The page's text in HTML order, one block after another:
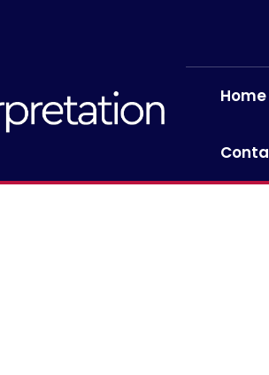
Home